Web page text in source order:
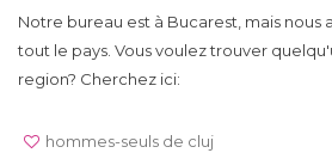
Notre bureau est à Bucarest, mais nous
tout le pays. Vous voulez trouver
region? Cherchez ici:
hommes-seuls de cluj